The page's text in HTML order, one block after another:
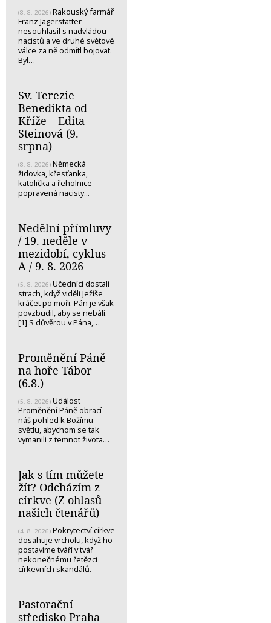
(8. 8. 2026) Rakouský farmář
Franz Jägerstätter
nesouhlasil s nadvládou
nacistů a ve druhé světové
válce za ně odmítl bojovat.
Byl…
Sv. Terezie
Benedikta od
Kříže – Edita
Steinová (9.
srpna)
(8. 8. 2026) Německá
židovka, křesťanka,
katolička a řeholnice -
popravená nacisty...
Nedělní přímluvy
/ 19. neděle v
mezidobí, cyklus
A / 9. 8. 2026
(5. 8. 2026) Učedníci dostali
strach, když viděli Ježíše
kráčet po moři. Pán je však
povzbudil, aby se nebáli.
[1] S důvěrou v Pána,…
Proměnění Páně
na hoře Tábor
(6.8.)
(5. 8. 2026) Událost
Proměnění Páně obrací
náš pohled k Božímu
světlu, abychom se tak
vymanili z temnot života…
Jak s tím můžete
žít? Odcházím z
církve (Z ohlasů
našich čtenářů)
(4. 8. 2026) Pokrytectví církve
dosahuje vrcholu, když ho
postavíme tváří v tvář
nekonečnému řetězci
církevních skandálů.
Pastorační
středisko Praha